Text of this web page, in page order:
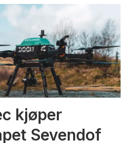
kjøper
Sevendof